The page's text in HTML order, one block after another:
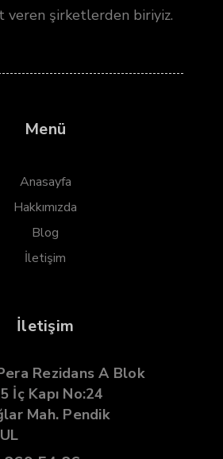
veren şirketlerden biriyiz.
Menü
Anasayfa
Hakkımızda
Blog
İletişim
İletişim
Rezidans A Blok
İç Kapı No:24
Mah. Pendik